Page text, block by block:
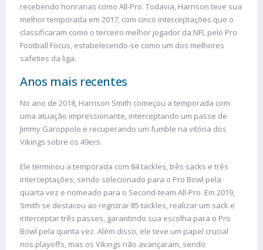
recebendo honrarias como All-Pro. Todavia, Harrison teve sua
melhor temporada em 2017, com cinco interceptações que o
classificaram como o terceiro melhor jogador da NFL pelo Pro
Football Focus, estabelecendo-se como um dos melhores
safeties da liga.
Anos mais recentes
No ano de 2018, Harrison Smith começou a temporada com
uma atuação impressionante, interceptando um passe de
Jimmy Garoppolo e recuperando um fumble na vitória dos
Vikings sobre os 49ers.
Ele terminou a temporada com 84 tackles, três sacks e três
interceptações, sendo selecionado para o Pro Bowl pela
quarta vez e nomeado para o Second-team All-Pro. Em 2019,
Smith se destacou ao registrar 85 tackles, realizar um sack e
interceptar três passes, garantindo sua escolha para o Pro
Bowl pela quinta vez. Além disso, ele teve um papel crucial
nos playoffs, mas os Vikings não avançaram, sendo